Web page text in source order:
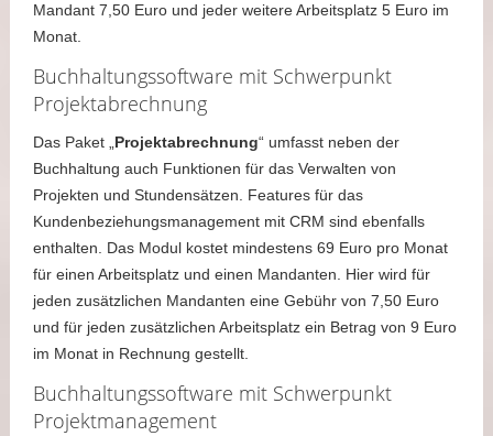
Mandant 7,50 Euro und jeder weitere Arbeitsplatz 5 Euro im
Monat.
Buchhaltungssoftware mit Schwerpunkt
Projektabrechnung
Das Paket „Projektabrechnung“ umfasst neben der
Buchhaltung auch Funktionen für das Verwalten von
Projekten und Stundensätzen. Features für das
Kundenbeziehungsmanagement mit CRM sind ebenfalls
enthalten. Das Modul kostet mindestens 69 Euro pro Monat
für einen Arbeitsplatz und einen Mandanten. Hier wird für
jeden zusätzlichen Mandanten eine Gebühr von 7,50 Euro
und für jeden zusätzlichen Arbeitsplatz ein Betrag von 9 Euro
im Monat in Rechnung gestellt.
Buchhaltungssoftware mit Schwerpunkt
Projektmanagement